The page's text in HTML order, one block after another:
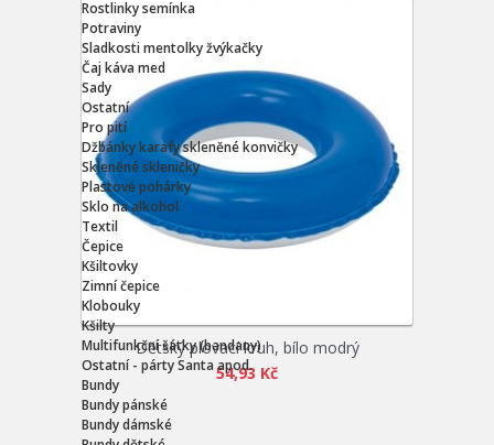
Rostlinky semínka
Potraviny
Sladkosti mentolky žvýkačky
Čaj káva med
Sady
Ostatní
Pro pití
Džbánky karafy skleněné konvičky
Skleněné skleničky
Plastové pohárky
Sklo na alkohol
Textil
Čepice
Kšiltovky
Zimní čepice
Klobouky
Kšilty
Multifunkční šátky (bandany)
Ostatní - párty Santa apod.
Bundy
Bundy pánské
Bundy dámské
Dětský plovací kruh, bílo modrý
54,93 Kč